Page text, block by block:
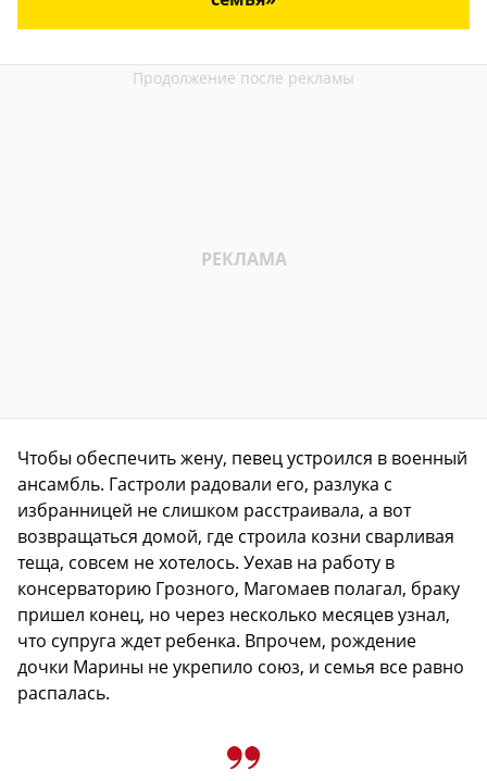
Чтобы обеспечить жену, певец устроился в военный
ансамбль. Гастроли радовали его, разлука с
избранницей не слишком расстраивала, а вот
возвращаться домой, где строила козни сварливая
теща, совсем не хотелось. Уехав на работу в
консерваторию Грозного, Магомаев полагал, браку
пришел конец, но через несколько месяцев узнал,
что супруга ждет ребенка. Впрочем, рождение
дочки Марины не укрепило союз, и семья все равно
распалась.